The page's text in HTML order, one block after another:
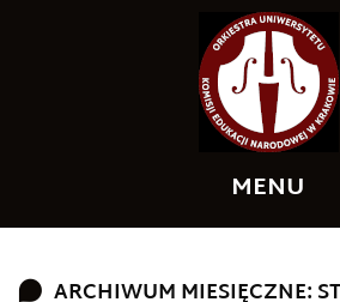
MENU
ARCHIWUM MIESIĘCZNE: